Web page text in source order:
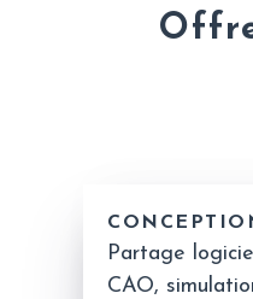
Partage
CAO,